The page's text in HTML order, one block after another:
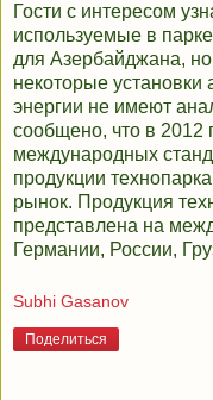
Гости с интересом
используемые в
для Азербайджана,
некоторые установки
энергии не имеют
сообщено, что в 2012
международных
продукции
рынок. Продукция
представлена на
Германии, России,
Subhi Gasanov
Поделиться